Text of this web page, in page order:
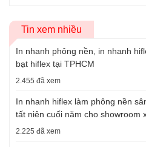
Tin xem nhiều
In nhanh phông nền, in nhanh
bạt hiflex tại TPHCM
2.455 đã xem
In nhanh hiflex làm phông nền
tất niên cuối năm cho showroom
2.225 đã xem